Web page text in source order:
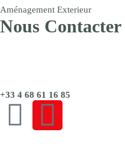
Aménagement Exterieur
Nous Contacter
+33 4 68 61 16 85